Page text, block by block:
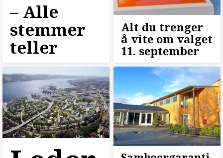
–⁠ Alle
stemmer
teller
Alt du trenger
å vite om valget
11. september